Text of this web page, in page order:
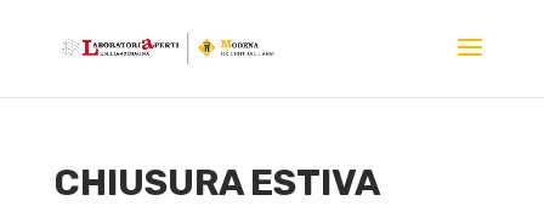
CHIUSURA ESTIVA